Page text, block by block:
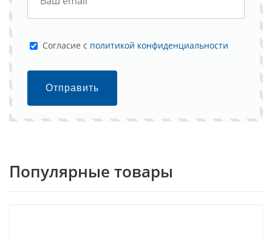
Cогласие с политикой конфиденциальности
Отправить
Популярные товары